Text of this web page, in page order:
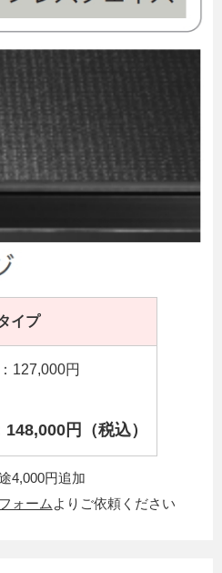
イプ
127,000円
円（税込）
4,000円追加
ォーム よりご依頼ください